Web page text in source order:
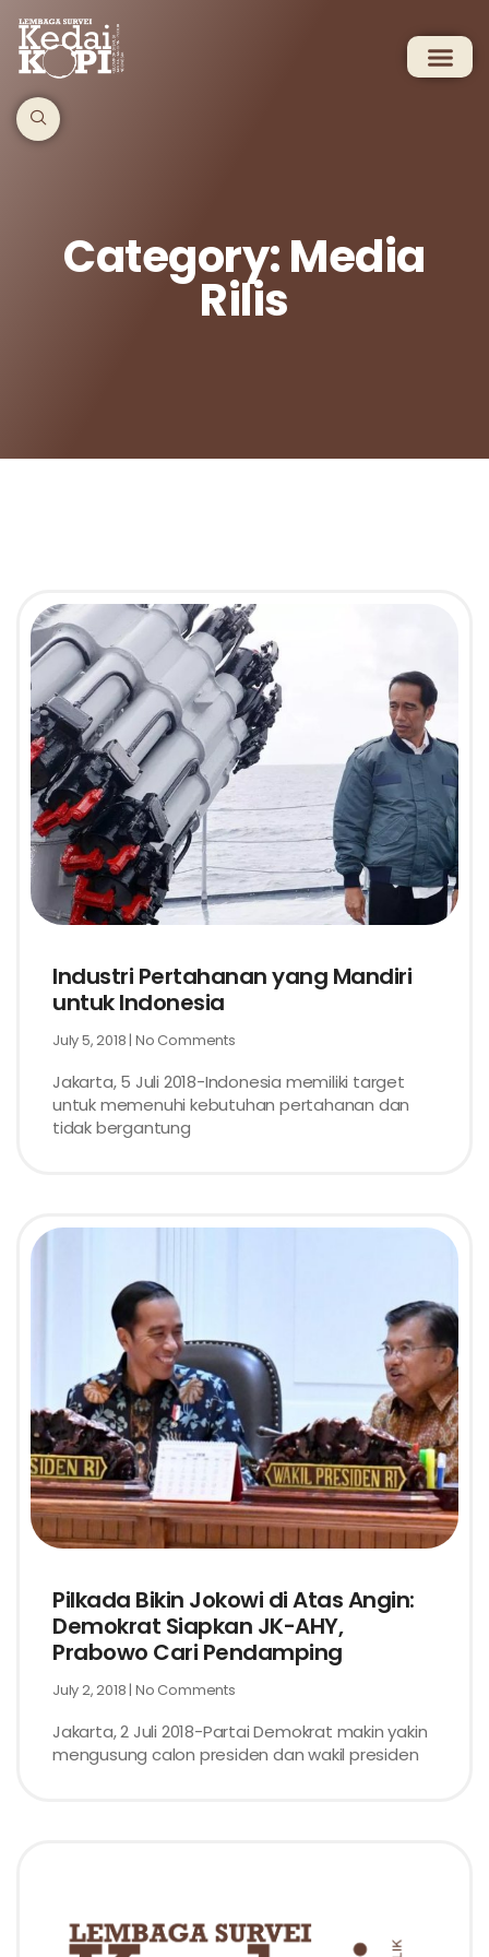
Category: Media
Rilis
Industri Pertahanan yang Mandiri
untuk Indonesia
July 5, 2018 No Comments
Jakarta, 5 Juli 2018-Indonesia memiliki target
untuk memenuhi kebutuhan pertahanan dan
tidak bergantung
Pilkada Bikin Jokowi di Atas Angin:
Demokrat Siapkan JK-AHY,
Prabowo Cari Pendamping
July 2, 2018 No Comments
Jakarta, 2 Juli 2018-Partai Demokrat makin yakin
mengusung calon presiden dan wakil presiden